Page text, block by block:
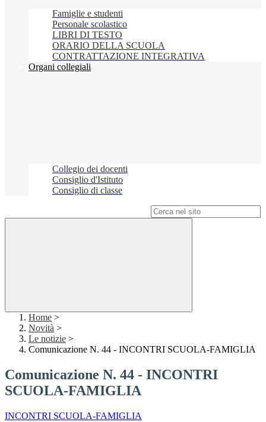
Famiglie e studenti
Personale scolastico
LIBRI DI TESTO
ORARIO DELLA SCUOLA
CONTRATTAZIONE INTEGRATIVA
Organi collegiali
Collegio dei docenti
Consiglio d'Istituto
Consiglio di classe
Home >
Novità >
Le notizie >
Comunicazione N. 44 - INCONTRI SCUOLA-FAMIGLIA
Comunicazione N. 44 - INCONTRI
SCUOLA-FAMIGLIA
INCONTRI SCUOLA-FAMIGLIA